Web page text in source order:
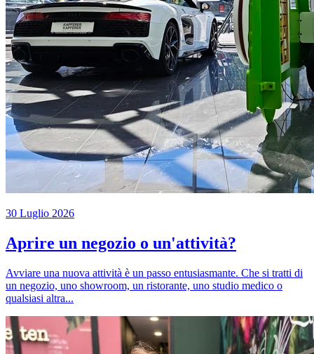
30 Luglio 2026
Aprire un negozio o un'attività?
Avviare una nuova attività è un passo entusiasmante. Che si tratti di
un negozio, uno showroom, un ristorante, uno studio medico o
qualsiasi altra...